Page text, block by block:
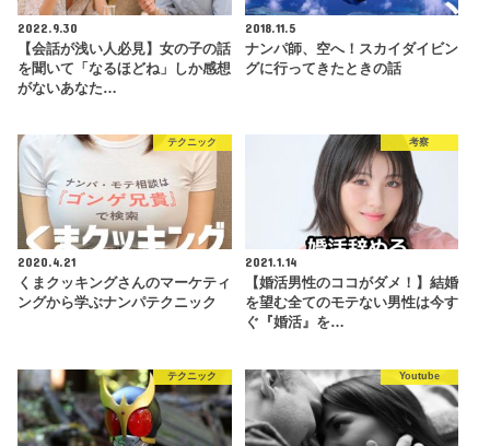
2022.9.30
【会話が浅い人必見】女の子の話
を聞いて「なるほどね」しか感想
がないあなた…
2018.11.5
ナンパ師、空へ！スカイダイビン
グに行ってきたときの話
テクニック
2020.4.21
くまクッキングさんのマーケティ
ングから学ぶナンパテクニック
考察
2021.1.14
【婚活男性のココがダメ！】結婚
を望む全てのモテない男性は今す
ぐ『婚活』を…
テクニック Youtube